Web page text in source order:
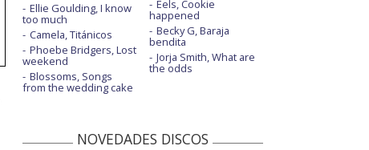
Ellie Goulding, I know
too much
Camela, Titánicos
Phoebe Bridgers, Lost
weekend
Blossoms, Songs
from the wedding cake
Eels, Cookie
happened
Becky G, Baraja
bendita
Jorja Smith, What are
the odds
NOVEDADES DISCOS